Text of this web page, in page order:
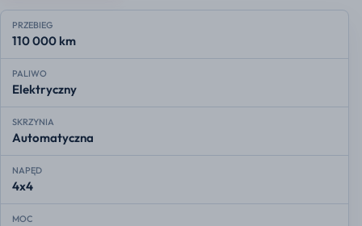
PRZEBIEG
110 000 km
PALIWO
Elektryczny
SKRZYNIA
Automatyczna
NAPĘD
4x4
MOC